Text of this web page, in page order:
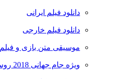
دانلود فیلم ایرانی
دانلود فیلم خارجی
موسیقی متن بازی و فیلم
ویژه جام جهانی 2018 روسیه